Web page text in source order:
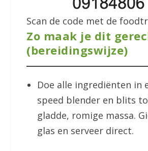
Scan de code met de
Zo maak je dit
(bereidingswijze)
Doe alle ingrediënten in
speed blender en blits
gladde, romige massa.
glas en serveer direct.